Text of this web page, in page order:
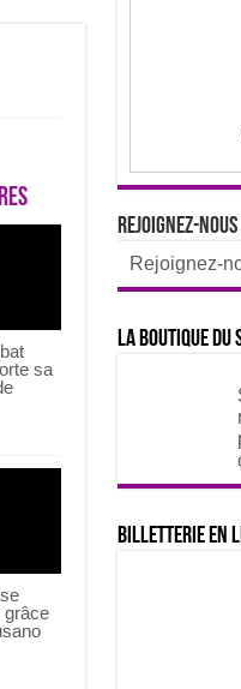
sa
grâce
Rejoignez-
Rejoignez-
La boutique du
Billetterie en